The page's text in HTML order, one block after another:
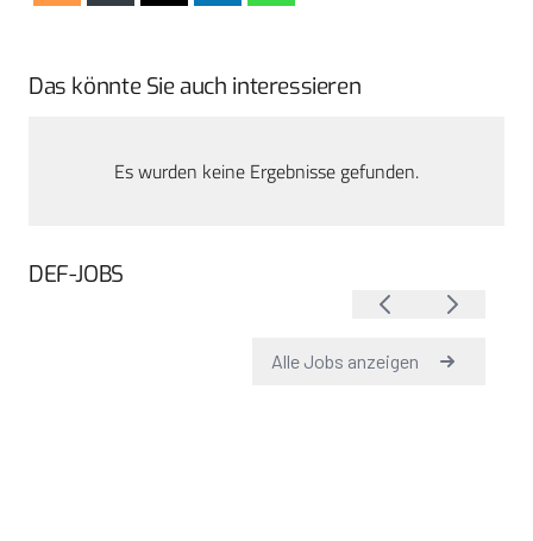
Das könnte Sie auch interessieren
Es wurden keine Ergebnisse gefunden.
DEF-JOBS